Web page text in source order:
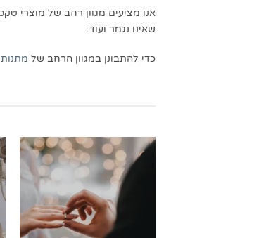
שאינו נגמר ועוד.
כדי להתבונן במגוון הרחב של